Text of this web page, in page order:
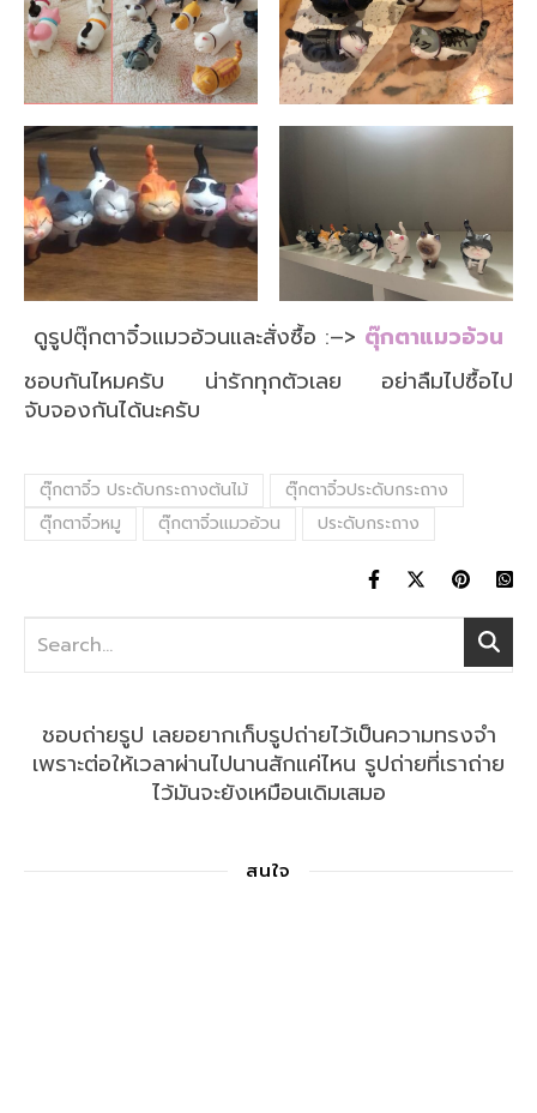
ดูรูปตุ๊กตาจิ๋วแมวอ้วนและสั่งซื้อ :–> ตุ๊กตาแมวอ้วน
ชอบกันไหมครับ น่ารักทุกตัวเลย อย่าลืมไปซื้อไป
จับจองกันได้นะครับ
ตุ๊กตาจิ๋ว ประดับกระถางต้นไม้
ตุ๊กตาจิ๋วประดับกระถาง
ตุ๊กตาจิ๋วหมู
ตุ๊กตาจิ๋วแมวอ้วน ประดับกระถาง
ชอบถ่ายรูป เลยอยากเก็บรูปถ่ายไว้เป็นความทรงจำ
เพราะต่อให้เวลาผ่านไปนานสักแค่ไหน รูปถ่ายที่เราถ่าย
ไว้มันจะยังเหมือนเดิมเสมอ
สนใจ